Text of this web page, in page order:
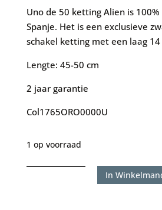
Uno de 50 ketting Alien is
Spanje. Het is een exclusieve
schakel ketting met een laag
Lengte: 45-50 cm
2 jaar garantie
Col1765ORO0000U
1 op voorraad
In